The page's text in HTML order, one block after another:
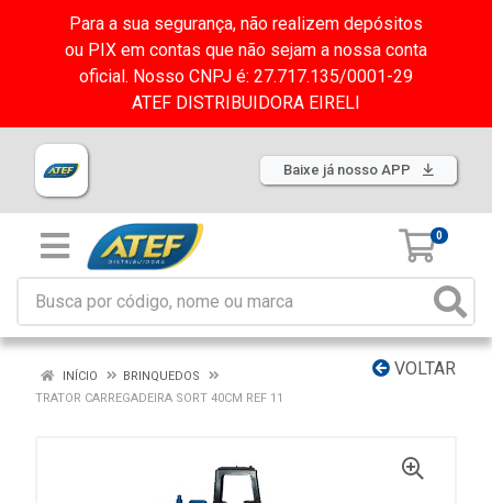
Para a sua segurança, não realizem depósitos
ou PIX em contas que não sejam a nossa conta
oficial. Nosso CNPJ é: 27.717.135/0001-29
ATEF DISTRIBUIDORA EIRELI
Baixe já nosso APP
0
VOLTAR
INÍCIO
BRINQUEDOS
TRATOR CARREGADEIRA SORT 40CM REF 11